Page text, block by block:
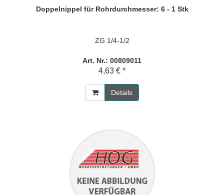
Doppelnippel für Rohrdurchmesser: 6 - 1 Stk
ZG 1/4-1/2
Art. Nr.: 00809011
4,63 € *
Details